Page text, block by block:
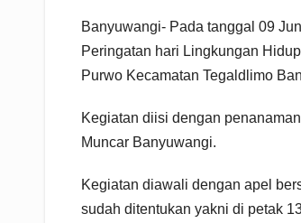
Banyuwangi- Pada tanggal 09
Peringatan hari Lingkungan
Purwo Kecamatan Tegaldlimo
Kegiatan diisi dengan
Muncar Banyuwangi.
Kegiatan diawali dengan apel
sudah ditentukan yakni di petak